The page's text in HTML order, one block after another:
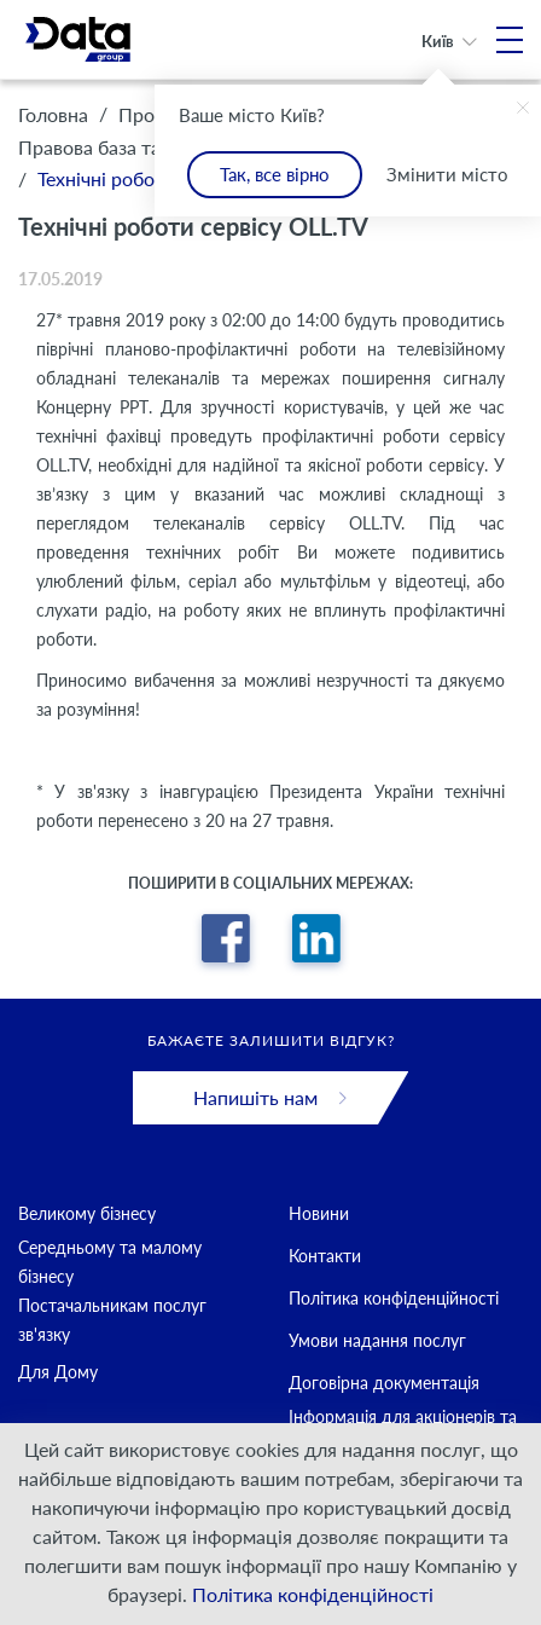
Ваше місто Київ?
Так, все вірно Змінити місто
Київ
Головна / Про Компанію /
Правова база та комплаєнс / Інформація для клієнтів
/ Технічні роботи сервісу OLL.TV
Технічні роботи сервісу OLL.TV
17.05.2019
27* травня 2019 року з 02:00 до 14:00 будуть проводитись
піврічні планово-профілактичні роботи на телевізійному
обладнані телеканалів та мережах поширення сигналу
Концерну РРТ. Для зручності користувачів, у цей же час
технічні фахівці проведуть профілактичні роботи сервісу
OLL.TV, необхідні для надійної та якісної роботи сервісу. У
зв’язку з цим у вказаний час можливі складнощі з
переглядом телеканалів сервісу OLL.TV. Під час
проведення технічних робіт Ви можете подивитись
улюблений фільм, серіал або мультфільм у відеотеці, або
слухати радіо, на роботу яких не вплинуть профілактичні
роботи.
Приносимо вибачення за можливі незручності та дякуємо
за розуміння!
* У зв'язку з інавгурацією Президента України технічні
роботи перенесено з 20 на 27 травня.
ПОШИРИТИ В СОЦІАЛЬНИХ МЕРЕЖАХ:
БАЖАЄТЕ ЗАЛИШИТИ ВІДГУК?
Напишіть нам
Великому бізнесу
Середньому та малому
бізнесу
Постачальникам послуг
зв'язку
Для Дому
Новини
Контакти
Політика конфіденційності
Умови надання послуг
Договірна документація
Інформація для акціонерів та
стейкхолдерів
Приєднуйтесь:
© ПрАТ "ДАТАГРУП", 2000 — 2026
Цей сайт використовує cookies для надання послуг, що
найбільше відповідають вашим потребам, зберігаючи та
накопичуючи інформацію про користувацький досвід
сайтом. Також ця інформація дозволяє покращити та
полегшити вам пошук інформації про нашу Компанію у
браузері. Політика конфіденційності